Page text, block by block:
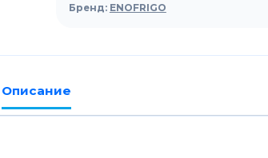
ENOFRIGO
SLIM
SILENT
темный
Бренд: ENOFRIGO
Описание